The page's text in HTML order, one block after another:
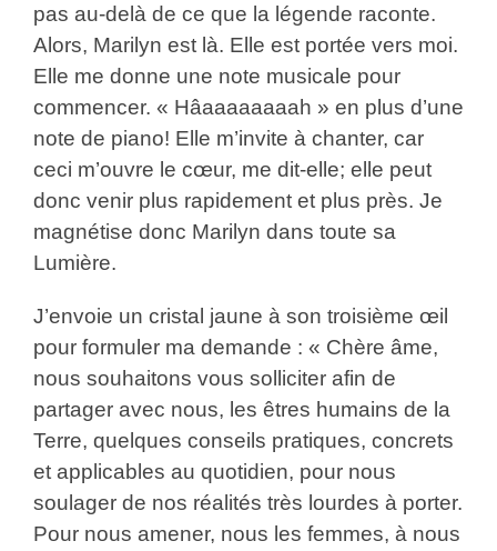
pas au-delà de ce que la légende raconte.
Alors, Marilyn est là. Elle est portée vers moi.
Elle me donne une note musicale pour
commencer. « Hâaaaaaaaah » en plus d’une
note de piano! Elle m’invite à chanter, car
ceci m’ouvre le cœur, me dit-elle; elle peut
donc venir plus rapidement et plus près. Je
magnétise donc Marilyn dans toute sa
Lumière.
J’envoie un cristal jaune à son troisième œil
pour formuler ma demande : « Chère âme,
nous souhaitons vous solliciter afin de
partager avec nous, les êtres humains de la
Terre, quelques conseils pratiques, concrets
et applicables au quotidien, pour nous
soulager de nos réalités très lourdes à porter.
Pour nous amener, nous les femmes, à nous